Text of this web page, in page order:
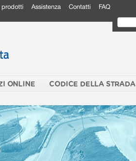
prodotti Assistenza Contatti FAQ
ONLINE CODICE DELLA STRADA